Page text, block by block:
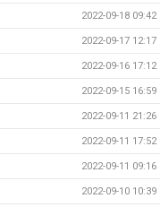
2022-09-18 09:42
2022-09-17 12:17
2022-09-16 17:12
2022-09-15 16:59
2022-09-11 21:26
2022-09-11 17:52
2022-09-11 09:16
2022-09-10 10:39